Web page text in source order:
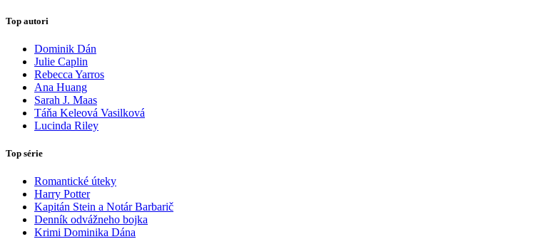
Top autori
Dominik Dán
Julie Caplin
Rebecca Yarros
Ana Huang
Sarah J. Maas
Táňa Keleová Vasilková
Lucinda Riley
Top série
Romantické úteky
Harry Potter
Kapitán Stein a Notár Barbarič
Denník odvážneho bojka
Krimi Dominika Dána